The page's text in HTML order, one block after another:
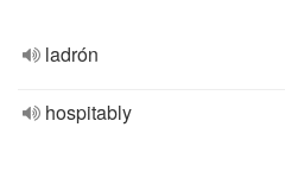
ladrón
hospitably